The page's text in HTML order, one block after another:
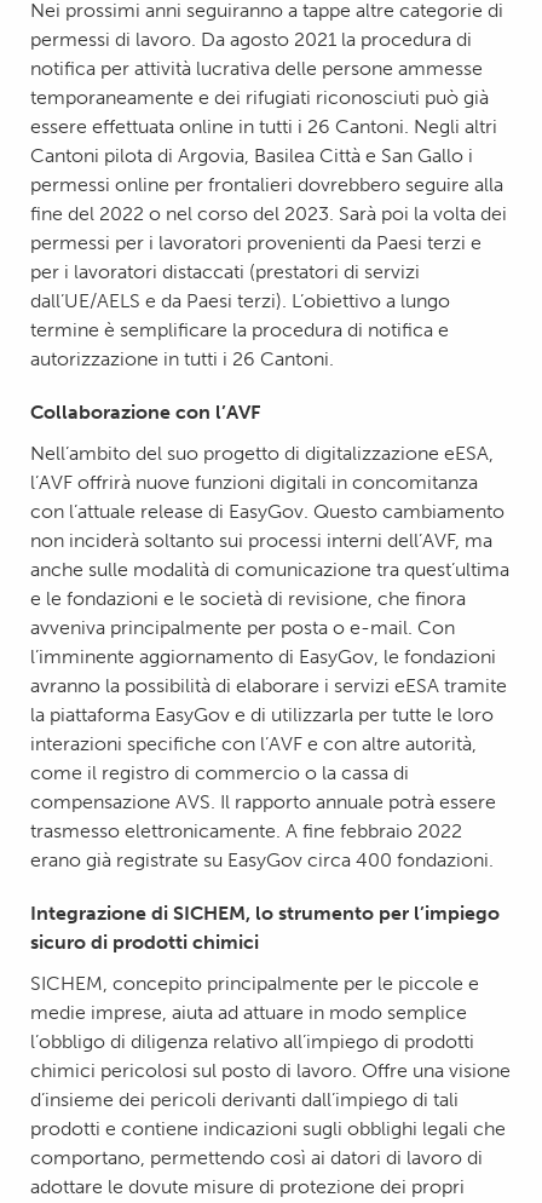
Nei prossimi anni seguiranno a tappe altre categorie di
permessi di lavoro. Da agosto 2021 la procedura di
notifica per attività lucrativa delle persone ammesse
temporaneamente e dei rifugiati riconosciuti può già
essere effettuata online in tutti i 26 Cantoni. Negli altri
Cantoni pilota di Argovia, Basilea Città e San Gallo i
permessi online per frontalieri dovrebbero seguire alla
fine del 2022 o nel corso del 2023. Sarà poi la volta dei
permessi per i lavoratori provenienti da Paesi terzi e
per i lavoratori distaccati (prestatori di servizi
dall’UE/AELS e da Paesi terzi). L’obiettivo a lungo
termine è semplificare la procedura di notifica e
autorizzazione in tutti i 26 Cantoni.
Collaborazione con l’AVF
Nell’ambito del suo progetto di digitalizzazione eESA,
l’AVF offrirà nuove funzioni digitali in concomitanza
con l’attuale release di EasyGov. Questo cambiamento
non inciderà soltanto sui processi interni dell’AVF, ma
anche sulle modalità di comunicazione tra quest’ultima
e le fondazioni e le società di revisione, che finora
avveniva principalmente per posta o e-mail. Con
l’imminente aggiornamento di EasyGov, le fondazioni
avranno la possibilità di elaborare i servizi eESA tramite
la piattaforma EasyGov e di utilizzarla per tutte le loro
interazioni specifiche con l’AVF e con altre autorità,
come il registro di commercio o la cassa di
compensazione AVS. Il rapporto annuale potrà essere
trasmesso elettronicamente. A fine febbraio 2022
erano già registrate su EasyGov circa 400 fondazioni.
Integrazione di SICHEM, lo strumento per l’impiego
sicuro di prodotti chimici
SICHEM, concepito principalmente per le piccole e
medie imprese, aiuta ad attuare in modo semplice
l’obbligo di diligenza relativo all’impiego di prodotti
chimici pericolosi sul posto di lavoro. Offre una visione
d’insieme dei pericoli derivanti dall’impiego di tali
prodotti e contiene indicazioni sugli obblighi legali che
comportano, permettendo così ai datori di lavoro di
adottare le dovute misure di protezione dei propri